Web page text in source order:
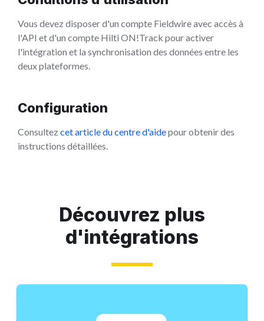
Vous devez disposer d'un compte Fieldwire avec accès à
l'API et d'un compte Hilti ON!Track pour activer
l'intégration et la synchronisation des données entre les
deux plateformes.
Configuration
Consultez cet article du centre d'aidepour obtenir des
instructions détaillées.
Découvrez plus
d'intégrations